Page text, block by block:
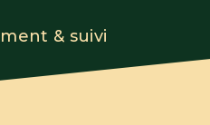
& suivi